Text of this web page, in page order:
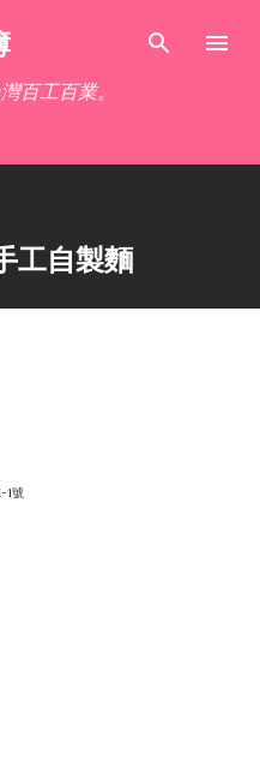
容
百工百業。
工自製麵
1號